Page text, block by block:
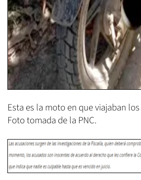
Esta es la moto en que viajaban
Foto tomada de la PNC.